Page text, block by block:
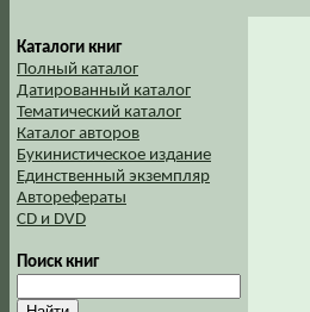
Каталоги книг
Полный каталог
Датированный каталог
Тематический каталог
Каталог авторов
Букинистическое издание
Единственный экземпляр
Авторефераты
CD и DVD
Поиск книг